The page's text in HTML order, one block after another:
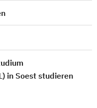
in Soest studieren